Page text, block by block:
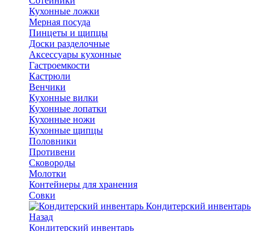
Кухонные ложки
Мерная посуда
Пинцеты и щипцы
Доски разделочные
Аксессуары кухонные
Гастроемкости
Кастрюли
Венчики
Кухонные вилки
Кухонные лопатки
Кухонные ножи
Кухонные щипцы
Половники
Противени
Сковороды
Молотки
Контейнеры для хранения
Совки
Кондитерский инвентарь
Назад
Кондитерский инвентарь